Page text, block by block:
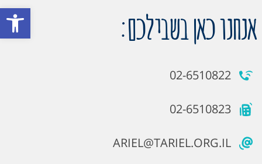
פתח אנחנו כאן בשבילכם:
02-6510822
02-6510823
ARIEL@TARIEL.ORG.IL